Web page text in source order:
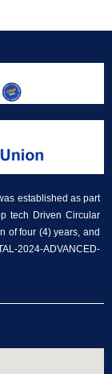
established as part
tech Driven Circular
of four (4) years, and
2024-ADVANCED-